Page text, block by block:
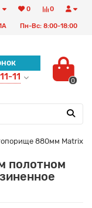
0
0
Пн-Вс: 8:00-18:00
11 0
880мм Matrix
полотном